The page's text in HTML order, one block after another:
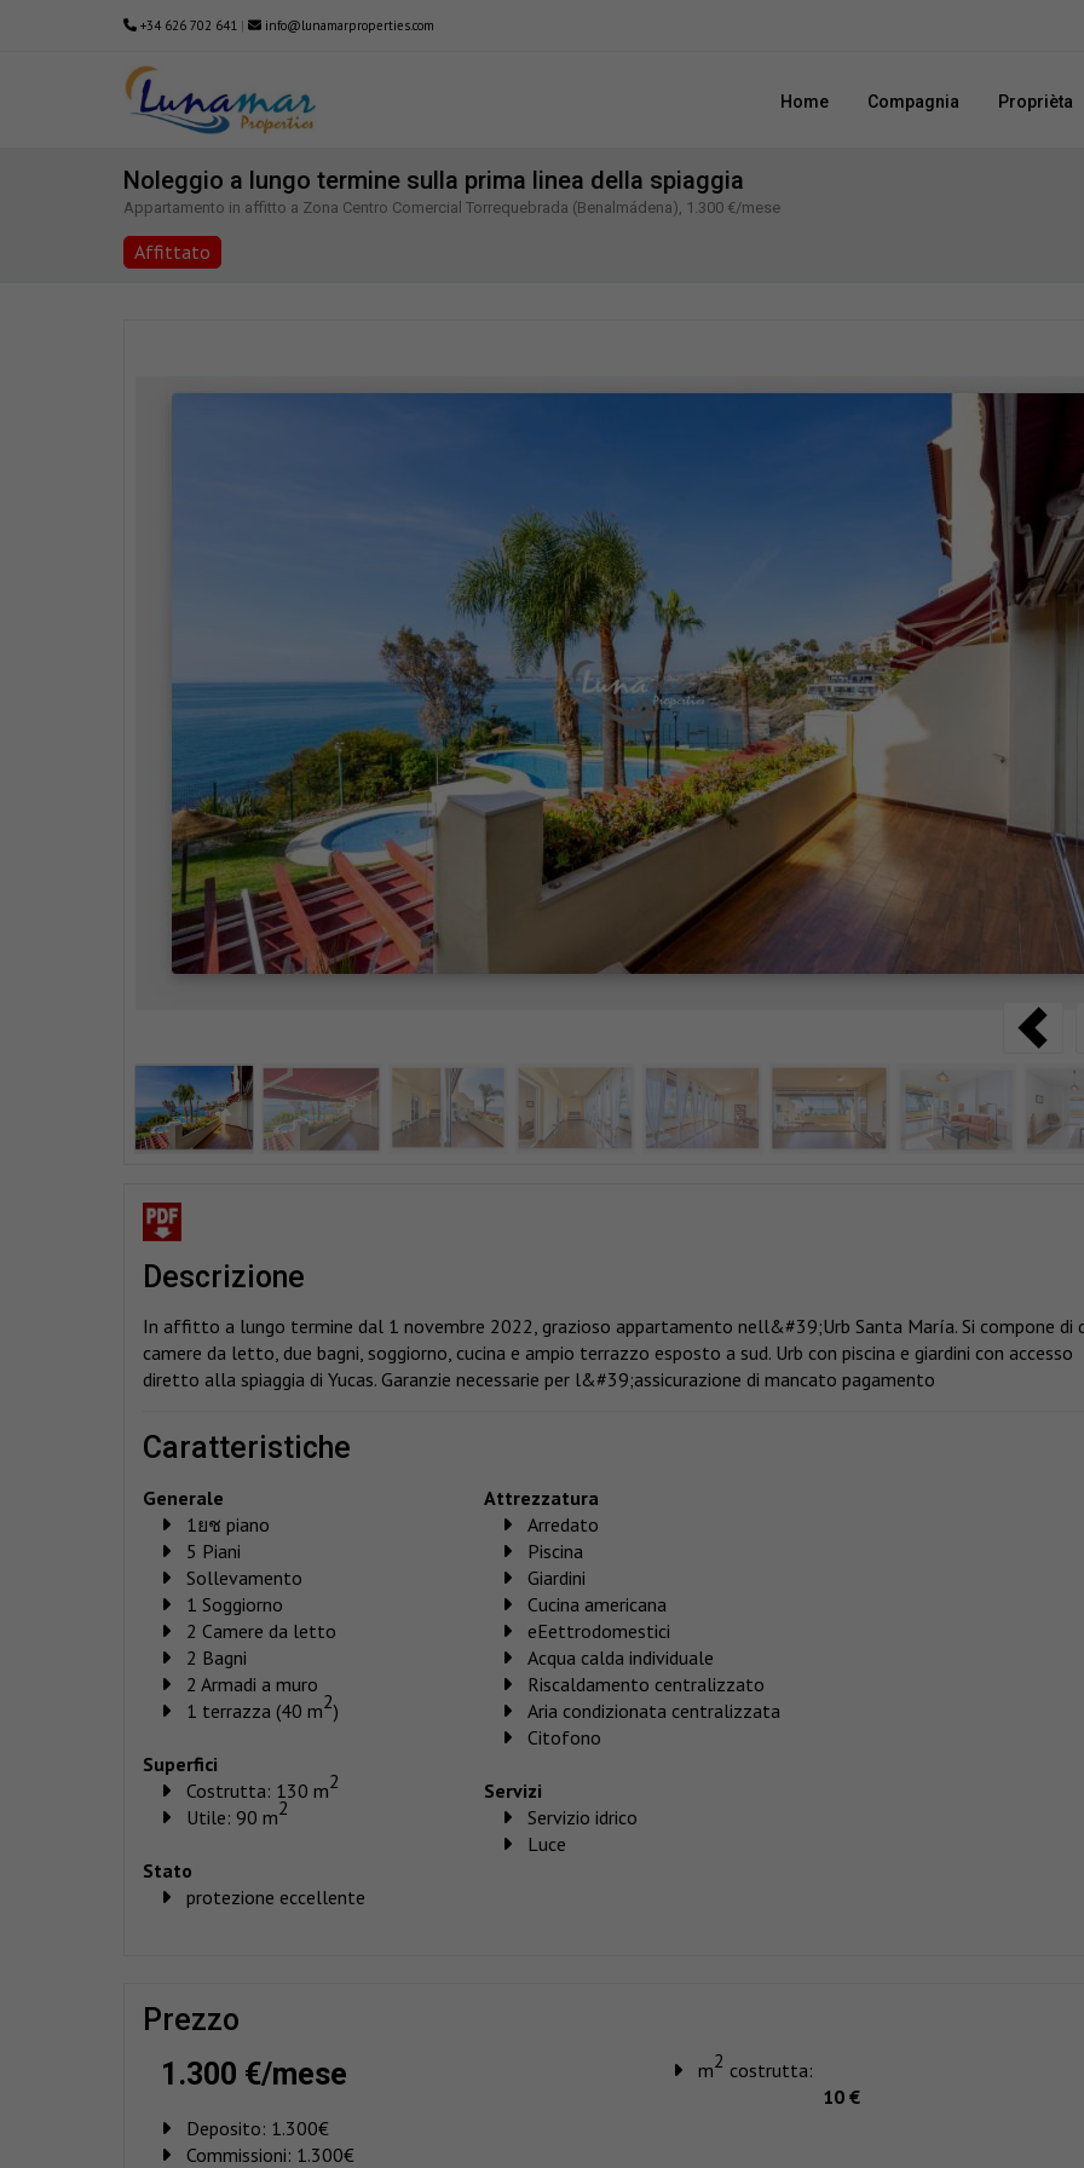
+34 626 702 641 | info@lunamarproperties.com
Home Compagnia Proprièta
Noleggio a lungo termine sulla prima linea della spiaggia
Appartamento in affitto a Zona Centro Comercial Torrequebrada (Benalmádena), 1.300 €/mese
Affittato
descrizione
In affitto a lungo termine dal 1 novembre 2022, grazioso appartamento nell&#39;Urb Santa María. Si compone di
camere da letto, due bagni, soggiorno, cucina e ampio terrazzo esposto a sud. Urb con piscina e giardini con accesso
diretto alla spiaggia di Yucas. Garanzie necessarie per l&#39;assicurazione di mancato pagamento
caratteristiche
Generale
1ยช piano
5 Piani
Sollevamento
1 Soggiorno
2 Camere da letto
2 Bagni
2 Armadi a muro
1 terrazza (40 m2)
Superfici
Costrutta: 130 m2
Utile: 90 m2
Stato
protezione eccellente
Attrezzatura
Arredato
Piscina
Giardini
Cucina americana
eEettrodomestici
Acqua calda individuale
Riscaldamento centralizzato
Aria condizionata centralizzata
Citofono
Servizi
Servizio idrico
Luce
prezzo
1.300 €/mese
m2 costrutta:
10 €
Deposito: 1.300€
Commissioni: 1.300€